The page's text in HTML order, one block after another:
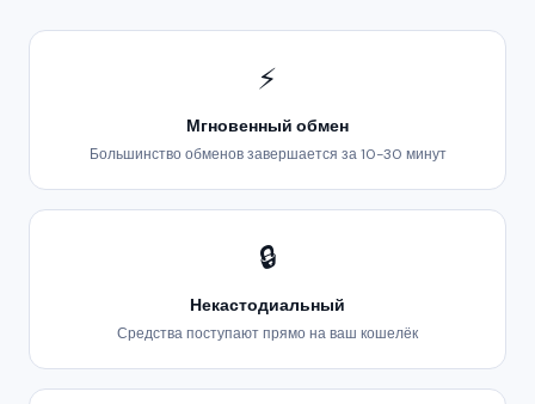
⚡
Мгновенный обмен
Большинство обменов завершается за 10-30 минут
🔒
Некастодиальный
Средства поступают прямо на ваш кошелёк